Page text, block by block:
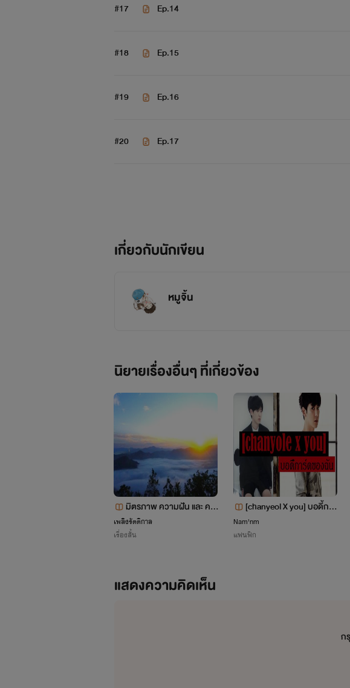
#17 Ep.14
#18 Ep.15
#19 Ep.16
#20 Ep.17
เกี่ยวกับนักเขียน
หมูจิ้น
นิยายเรื่องอื่นๆ ที่เกี่ยวข้อง
มิตรภาพ ความฝัน และ คว
ามทรงจำ
เพลิงรัตติกาล
เรื่องสั้น
[chanyeol X you] บอดี้การ์
ดของฉัน
Nam'nm
แฟนฟิก
แสดงความคิดเห็น
ก